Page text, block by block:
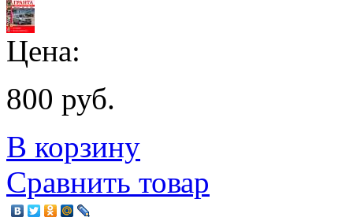
Цена:
800 руб.
В корзину
Сравнить товар